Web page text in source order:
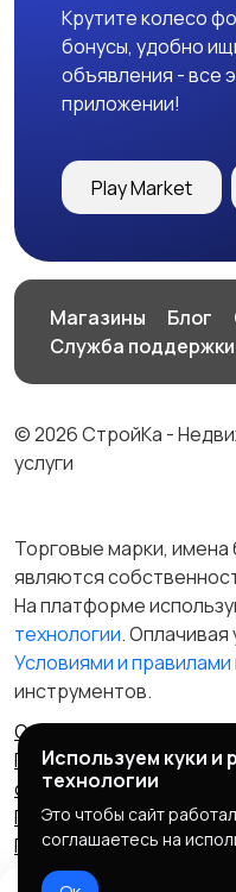
Крутите колесо
бонусы, удобно
объявления - все
приложении!
Play Market
Магазины Блог
Служба поддержки
© 2026 СтройКа -
услуги
Торговые марки,
являются
На платформе
технологии. Оплачивая
Условиями и правилами
инструментов.
Отказ от
Политика
соглашение
Правообладателям
Политика cookie
Используем куки
технологии
Это чтобы сайт
соглашаетесь на